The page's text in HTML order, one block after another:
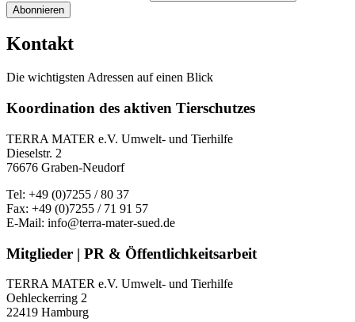
Abonnieren
Kontakt
Die wichtigsten Adressen auf einen Blick
Koordination des aktiven Tierschutzes
TERRA MATER e.V. Umwelt- und Tierhilfe
Dieselstr. 2
76676 Graben-Neudorf
Tel: +49 (0)7255 / 80 37
Fax: +49 (0)7255 / 71 91 57
E-Mail: info@terra-mater-sued.de
Mitglieder | PR & Öffentlichkeitsarbeit
TERRA MATER e.V. Umwelt- und Tierhilfe
Oehleckerring 2
22419 Hamburg